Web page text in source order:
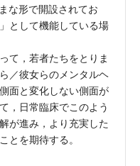
な形で開設されてお
として機能している場
て，若者たちをとりま
／彼女らのメンタルヘ
面と変化しない側面が
，日常臨床でこのよう
が進み，より充実した
とを期待する。